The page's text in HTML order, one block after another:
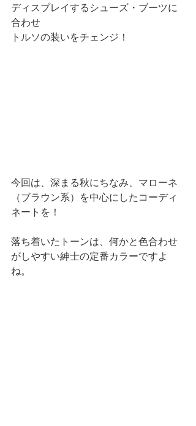
ディスプレイするシューズ・ブーツに
合わせ
トルソの装いをチェンジ！
今回は、深まる秋にちなみ、 マローネ
（ブラウン系） を中心にしたコーディ
ネートを！
落ち着いたトーンは、何かと色合わせ
がしやすい紳士の定番カラーですよ
ね。